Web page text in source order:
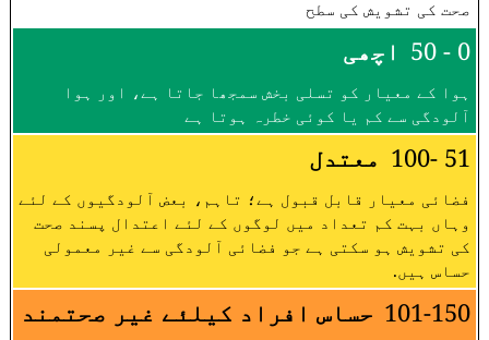
صحت کی تشویش کی سطح
0 - 50 اچھی
ہوا کے معیار کو تسلی بخش سمجھا جاتا ہے، اور ہوا
آلودگی سے کم یا کوئی خطرہ ہوتا ہے
51 -100 معتدل
فضائی معیار قابل قبول ہے؛ تاہم، بعض آلودگیوں کے لئے
وہاں بہت کم تعداد میں لوگوں کے لئے اعتدال پسند صحت
کی تشویش ہو سکتی ہے جو فضائی آلودگی سے غیر معمولی
حساس ہیں.
101-150 حساس افراد کیلئے غیر صحتمند